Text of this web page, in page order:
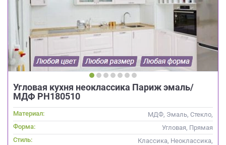
Угловая кухня неоклассика Париж эмаль/
МДФ РН180510
Материал:
МДФ, Эмаль, Стекло,
Глянцевые
Форма:
Угловая, Прямая
Стиль:
Классика, Неоклассика,